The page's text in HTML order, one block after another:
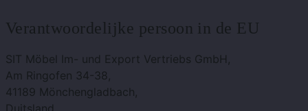
Verantwoordelijke persoon in de EU
SIT Möbel Im- und Export Vertriebs GmbH,
Am Ringofen 34-38,
41189 Mönchengladbach,
Duitsland,